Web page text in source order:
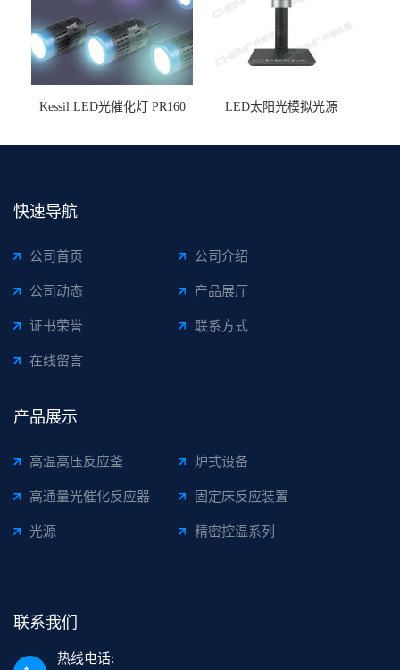
Kessil LED光催化灯 PR160 LED太阳光模拟光源
快速导航
公司首页 公司介绍
公司动态 产品展厅
证书荣誉 联系方式
在线留言
产品展示
高温高压反应釜 炉式设备
高通量光催化反应器 固定床反应装置
光源 精密控温系列
联系我们
热线电话: